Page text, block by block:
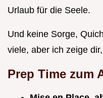
Urlaub für die Seele.
Und keine Sorge,
viele, aber ich zeige
Prep Time zum